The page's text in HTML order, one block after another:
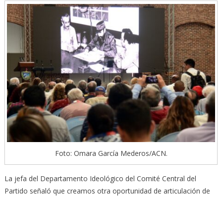
Foto: Omara García Mederos/ACN.
La jefa del Departamento Ideológico del Comité Central del
Partido señaló que creamos otra oportunidad de articulación de